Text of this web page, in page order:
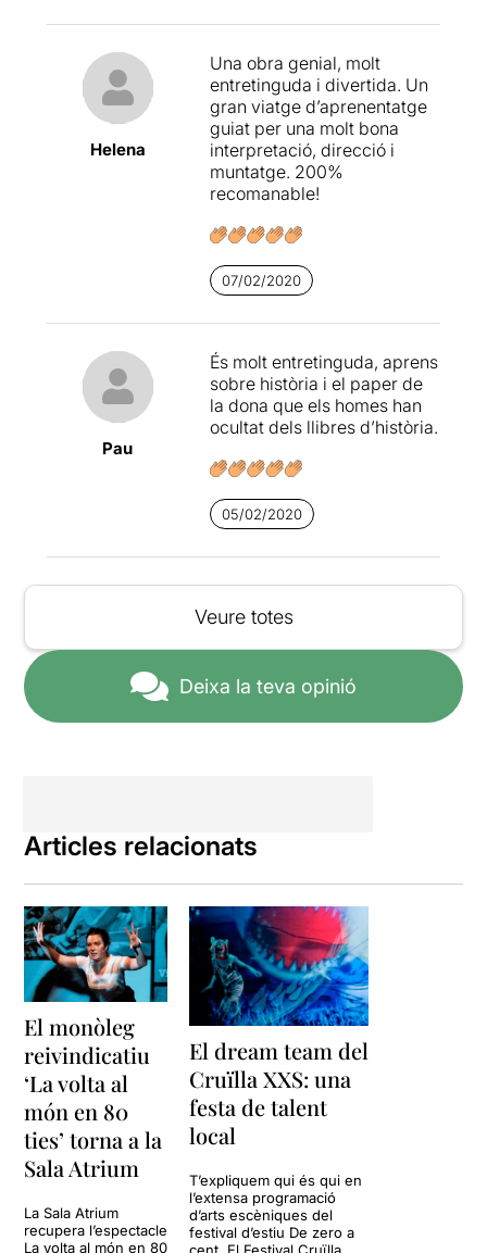
d'assistir. Podeu veure la
resta de la
meva opinió
següent enllaç
Helena
Una obra genial, molt
entretinguda i divertida. Un
gran viatge d’aprenentatge
guiat per una molt bona
interpretació, direcció i
muntatge. 200%
recomanable!
07/02/2020
Pau
És molt entretinguda, aprens
sobre història i el paper de
la dona que els homes han
ocultat dels llibres d’història.
05/02/2020
Veure totes
Deixa la teva opinió
Articles relacionats
El monòleg
reivindicatiu
‘La volta al
món en 80
ties’ torna a la
Sala Atrium
La Sala Atrium
recupera l’espectacle
La volta al món en 80
El dream team del
Cruïlla XXS: una
festa de talent
local
T’expliquem qui és qui en
l’extensa programació
d’arts escèniques del
festival d’estiu De zero a